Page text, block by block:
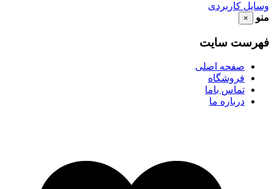
وسایل کاربردی
منو
×
فهرست سایت
صفحه اصلی
فروشگاه
تماس باما
درباره ما